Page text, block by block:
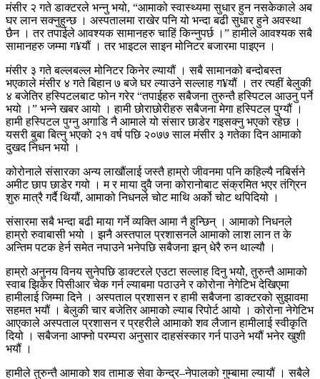
मंसीर २ गते डाक्टरले भन्नु भयो, “आमाको स्वास्थ्यमा सुधार हुन नसकेकाले अब
घर लान सक्नुहुन्छ । अस्पतालमा राखेर पनि यो भन्दा बढी सुधार हुने अवस्था
छैन । तर तपाईले आवश्यक सामानहरु चाहिं किन्नुपर्छ ।” हामीले आवश्यक सबै
सामानहरु जम्मा ग¥यौं । तर भाइटल साइन मोनिटर बजारमा पाइएन ।
मंसीर ३ गते बल्लबल्ल मोनिटर किनेर ल्यायौं । सबै सामानको बन्दोबस्त
भएकाले मंसीर ४ गते बिहान ७ बजे घर ल्याउने सल्लाह ग¥यौं । तर त्यहीं बेलुकी
४ बजेतिर हस्पिटलबाट फोन गरेर “तपाईहरु सबैजना तुरुन्तै हस्पिटल आउनु पर्ने
भयो ।” भन्ने खबर आयो । हामी छोराछोरीहरु सबैजना मेगा हस्पिटल पुग्यौं ।
हामी हस्पिटल पुग्नु अगाडि नै आमाले यो संसार छाडेर गइसक्नु भएको रहेछ ।
यसरी बुबा बित्नु भएको २१ वर्ष पछि २०७७ साल मंसीर ३ गतेका दिन आमाको
दुखद निधन भयो ।
कोरोनाले संसारका अन्य लाखौंलाई जस्तै हाम्रो जीवनमा पनि कहिल्यै नबिर्सने
अमीट छाप छाडेर गयो । म र माया दुवै जना कोरानोबाट संक्रमित भएर तंग्रिन
शुरु मात्रै गर्दै थियौं, आमाको निधनले चोट माथि अर्को चोट थपिदियो ।
संसारमा सबै भन्दा बढी माया गर्ने व्यक्ति आमा नै हुन्छिन् । आमाको निधनले
हाम्रो रुवाबासी भयो । झनै अस्तपाल प्रशासनले आमाको लाश लान त के
अन्तिम पटक हेर्न समेत नपाउने भनेपछि सबैजना झन् धेरै रुन थाल्यौ ।
हाम्रो अनुनय विनय सुनेपछि डाक्टरले एउटा सल्लाह दिनु भयोे, तुरुन्तै आमाको
स्वाब झिकेर पिसीआर चेक गर्न ल्याबमा पठाउने र कोरोना नेगेटिभ देखिएमा
हामीलाई जिम्मा दिने । अस्पताल प्रशासन र हामी सबैजना डाक्टरको सुझावमा
सहमत भयौं । बेलुकी चार बजेतिर आमाको ल्याब रिपोर्ट आयो । कोरोना नेगेटिभ
आएकाले अस्पताल प्रशासन र प्रहरीले आमाको शव लैजान हामीलाई स्वीकृति
दियो । सबैजना आफ्नो परम्परा अनुसार दाहसंस्कार गर्न पाउने भयौं भनेर खुशी
भयौं ।
हामीले तुरुन्तै आमाको शव तामाङ सेवा केन्द्र–नेपालको गुम्बामा ल्यायौं । सबैले